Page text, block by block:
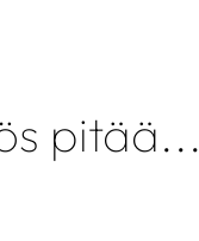
pitää...